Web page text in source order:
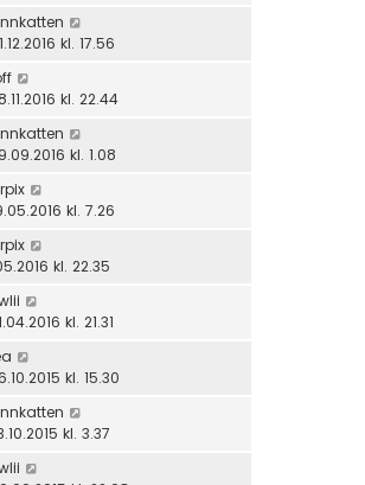
kl. 17.56
kl. 22.44
kl. 1.08
kl. 7.26
kl. 22.35
kl. 21.31
kl. 15.30
kl. 3.37